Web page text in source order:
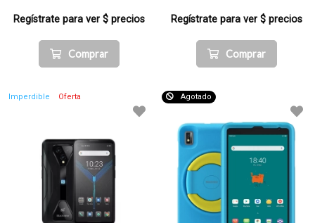
Regístrate para ver $ precios
Comprar
Regístrate para ver $ precios
Comprar
Imperdible Oferta Agotado